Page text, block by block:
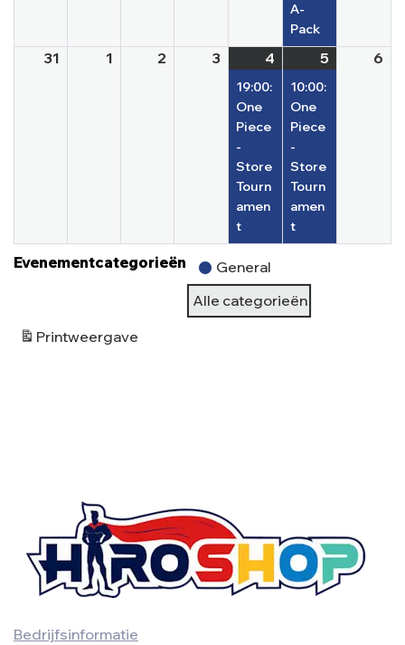
A-
Pack
31 1 2 3 4
19:00:
One
Piece
-
Store
Tourn
amen
t
5
10:00:
One
Piece
-
Store
Tourn
amen
t
6
Evenementcategorieën
General
Alle categorieën
Printweergave
Bedrijfsinformatie